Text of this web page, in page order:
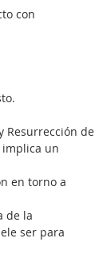
con
Resurrección de
implica un
en torno a
de la
ser para